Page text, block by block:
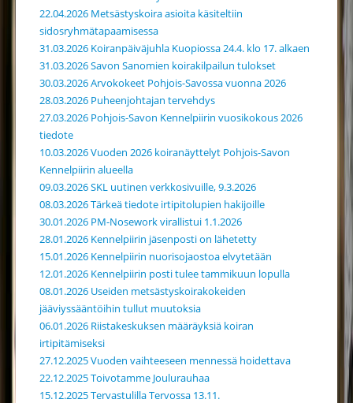
22.04.2026 Metsästyskoira asioita käsiteltiin
sidosryhmätapaamisessa
31.03.2026 Koiranpäiväjuhla Kuopiossa 24.4. klo 17. alkaen
31.03.2026 Savon Sanomien koirakilpailun tulokset
30.03.2026 Arvokokeet Pohjois-Savossa vuonna 2026
28.03.2026 Puheenjohtajan tervehdys
27.03.2026 Pohjois-Savon Kennelpiirin vuosikokous 2026
tiedote
10.03.2026 Vuoden 2026 koiranäyttelyt Pohjois-Savon
Kennelpiirin alueella
09.03.2026 SKL uutinen verkkosivuille, 9.3.2026
08.03.2026 Tärkeä tiedote irtipitolupien hakijoille
30.01.2026 PM-Nosework virallistui 1.1.2026
28.01.2026 Kennelpiirin jäsenposti on lähetetty
15.01.2026 Kennelpiirin nuorisojaostoa elvytetään
12.01.2026 Kennelpiirin posti tulee tammikuun lopulla
08.01.2026 Useiden metsästyskoirakokeiden
jääviyssääntöihin tullut muutoksia
06.01.2026 Riistakeskuksen määräyksiä koiran
irtipitämiseksi
27.12.2025 Vuoden vaihteeseen mennessä hoidettava
22.12.2025 Toivotamme Joulurauhaa
15.12.2025 Tervastulilla Tervossa 13.11.